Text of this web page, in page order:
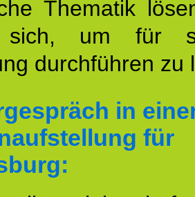
Thematik
sich, um für
durchführen zu
in
für